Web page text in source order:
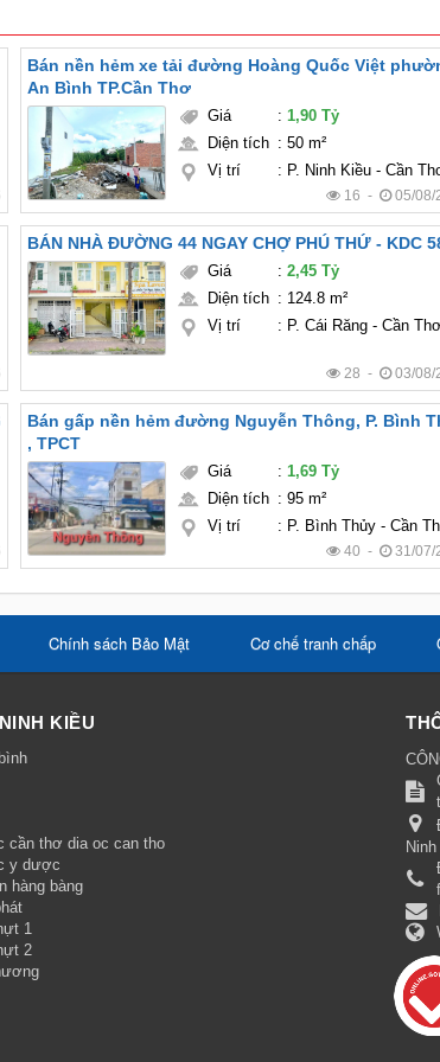
Bán nền hẻm xe tải đường Hoàng Quốc Việt
An Bình TP.Cần Thơ
Giá :1,90 Tỷ
Diện tích :50 m²
Vị trí
: P. Ninh Kiều - Cần
16 - 05/08/
BÁN NHÀ ĐƯỜNG 44 NGAY CHỢ PHÚ THỨ - KDC
Giá :2,45 Tỷ
Diện tích : 124.8 m²
Vị trí
: P. Cái Răng - Cần
28 - 03/08/
Bán gấp nền hẻm đường Nguyễn Thông, P. Bình
, TPCT
Giá :1,69 Tỷ
Diện tích :95 m²
Vị trí
: P. Bình Thủy - Cần
40 - 31/07/
Chính sách Bảo Mật Cơ chế tranh chấp
KIỀU
cần thơ dia oc can tho
y dược
hàng bàng
1
2